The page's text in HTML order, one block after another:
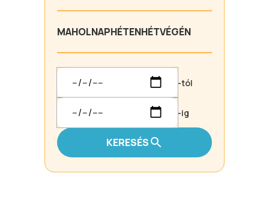
MAHOLNAPHÉTENHÉTVÉGÉN
-tól
-ig
KERESÉS